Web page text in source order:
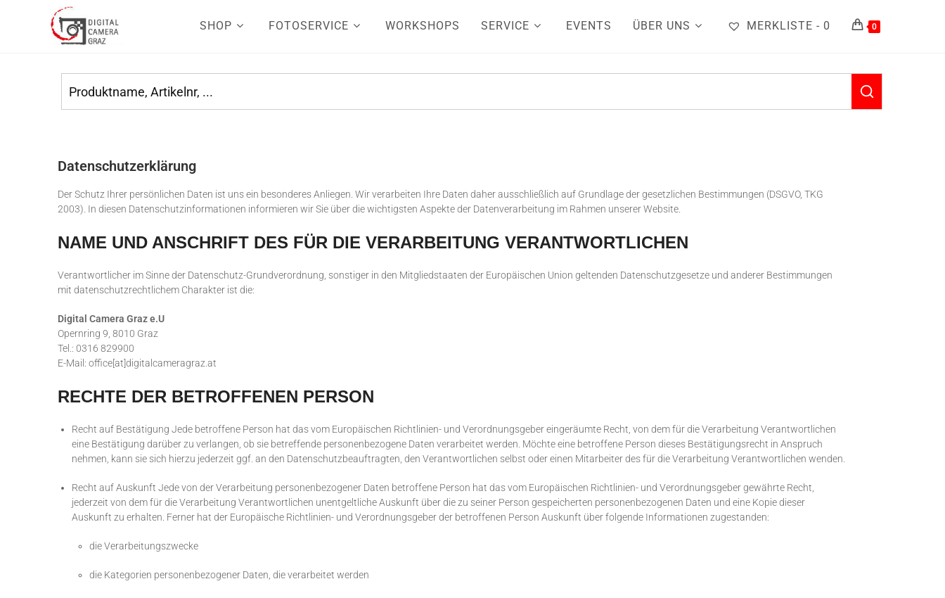
SHOP FOTOSERVICE WORKSHOPS SERVICE EVENTS ÜBER UNS MERKLISTE - 0 0
Datenschutzerklärung
Der Schutz Ihrer persönlichen Daten ist uns ein besonderes Anliegen. Wir verarbeiten Ihre Daten daher ausschließlich auf Grundlage der gesetzlichen Bestimmungen (DSGVO, TKG
2003). In diesen Datenschutzinformationen informieren wir Sie über die wichtigsten Aspekte der Datenverarbeitung im Rahmen unserer Website.
NAME UND ANSCHRIFT DES FÜR DIE VERARBEITUNG VERANTWORTLICHEN
Verantwortlicher im Sinne der Datenschutz-Grundverordnung, sonstiger in den Mitgliedstaaten der Europäischen Union geltenden Datenschutzgesetze und anderer Bestimmungen
mit datenschutzrechtlichem Charakter ist die:
Digital Camera Graz e.U
Opernring 9, 8010 Graz
Tel.: 0316 829900
E-Mail: office[at]digitalcameragraz.at
RECHTE DER BETROFFENEN PERSON
Recht auf Bestätigung Jede betroffene Person hat das vom Europäischen Richtlinien- und Verordnungsgeber eingeräumte Recht, von dem für die Verarbeitung Verantwortlichen
eine Bestätigung darüber zu verlangen, ob sie betreffende personenbezogene Daten verarbeitet werden. Möchte eine betroffene Person dieses Bestätigungsrecht in Anspruch
nehmen, kann sie sich hierzu jederzeit ggf. an den Datenschutzbeauftragten, den Verantwortlichen selbst oder einen Mitarbeiter des für die Verarbeitung Verantwortlichen wenden.
Recht auf Auskunft Jede von der Verarbeitung personenbezogener Daten betroffene Person hat das vom Europäischen Richtlinien- und Verordnungsgeber gewährte Recht,
jederzeit von dem für die Verarbeitung Verantwortlichen unentgeltliche Auskunft über die zu seiner Person gespeicherten personenbezogenen Daten und eine Kopie dieser
Auskunft zu erhalten. Ferner hat der Europäische Richtlinien- und Verordnungsgeber der betroffenen Person Auskunft über folgende Informationen zugestanden:
die Verarbeitungszwecke
die Kategorien personenbezogener Daten, die verarbeitet werden